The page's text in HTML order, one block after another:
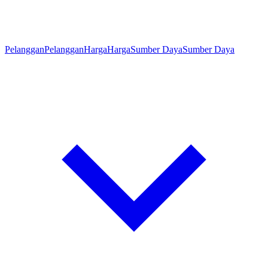
PelangganPelangganHargaHargaSumber DayaSumber Daya